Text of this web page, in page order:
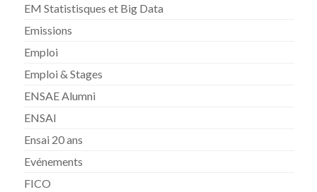
EM Statistisques et Big Data
Emissions
Emploi
Emploi & Stages
ENSAE Alumni
ENSAI
Ensai 20 ans
Evénements
FICO